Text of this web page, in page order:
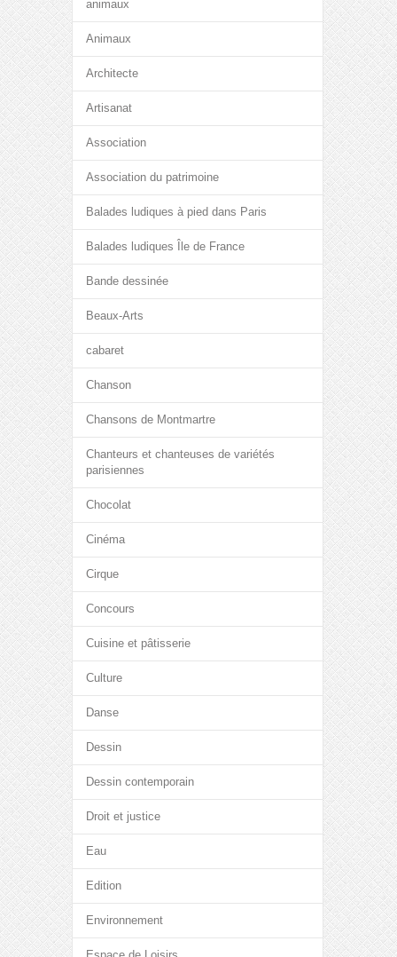
animaux
Animaux
Architecte
Artisanat
Association
Association du patrimoine
Balades ludiques à pied dans Paris
Balades ludiques Île de France
Bande dessinée
Beaux-Arts
cabaret
Chanson
Chansons de Montmartre
Chanteurs et chanteuses de variétés
parisiennes
Chocolat
Cinéma
Cirque
Concours
Cuisine et pâtisserie
Culture
Danse
Dessin
Dessin contemporain
Droit et justice
Eau
Edition
Environnement